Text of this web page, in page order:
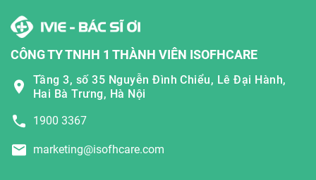
CÔNG TY TNHH 1 THÀNH VIÊN ISOFHCARE
Tầng 3, số 35 Nguyễn Đình Chiểu, Lê Đại Hành,
Hai Bà Trưng, Hà Nội
1900 3367
marketing@isofhcare.com